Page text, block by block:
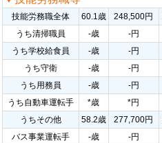
技能労務職全体 60.1歳 248,500円
うち清掃職員
-歳 -円
うち学校給食員
-歳 -円
うち守衛
-歳 -円
うち用務員
-歳 -円
うち自動車運転手
*歳 *円
うちその他
58.2歳 277,700円
バス事業運転手
-歳 -円